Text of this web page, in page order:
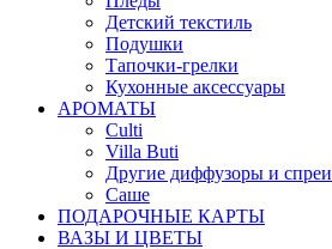
Детский текстиль
Подушки
Тапочки-грелки
Кухонные аксессуары
АРОМАТЫ
Culti
Villa Buti
Другие диффузоры и спреи
Саше
ПОДАРОЧНЫЕ КАРТЫ
ВАЗЫ И ЦВЕТЫ